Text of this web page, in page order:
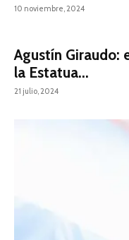
10 noviembre, 2024
Agustín Giraudo:
la Estatua...
21 julio, 2024